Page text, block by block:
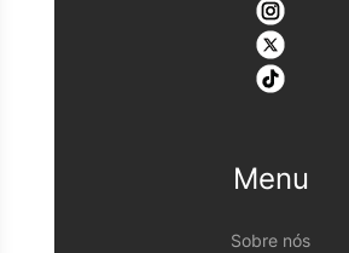
Menu
Sobre nós